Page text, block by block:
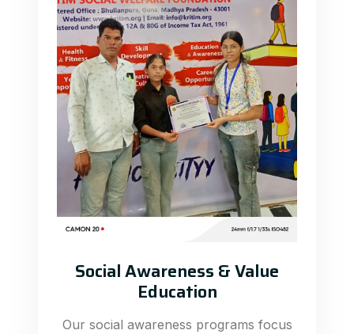
Social Awareness & Value
Education
Our social awareness programs focus